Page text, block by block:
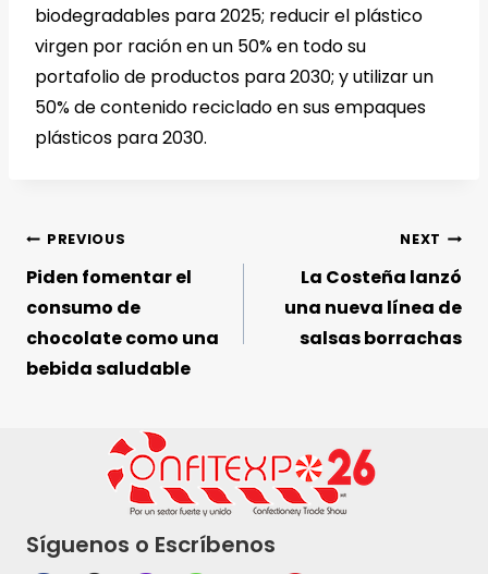
biodegradables para 2025; reducir el plástico
virgen por ración en un 50% en todo su
portafolio de productos para 2030; y utilizar un
50% de contenido reciclado en sus empaques
plásticos para 2030.
PREVIOUS
Piden fomentar el
consumo de
chocolate como una
bebida saludable
NEXT
La Costeña lanzó
una nueva línea de
salsas borrachas
Síguenos o Escríbenos